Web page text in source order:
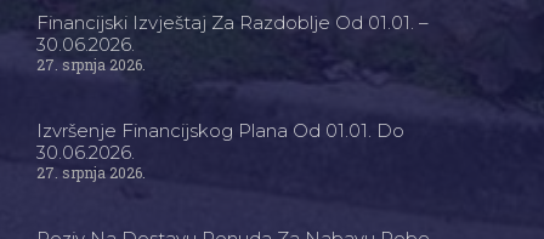
Financijski Izvještaj Za Razdoblje Od 01.01. –
30.06.2026.
27. srpnja 2026.
Izvršenje Financijskog Plana Od 01.01. Do
30.06.2026.
27. srpnja 2026.